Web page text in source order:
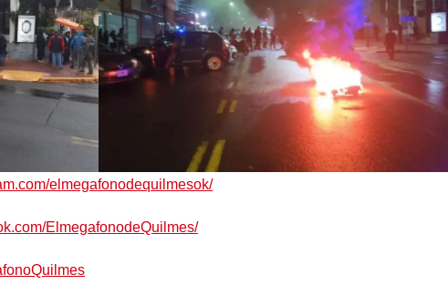
elmegafonodequilmesok/
ElmegafonodeQuilmes/